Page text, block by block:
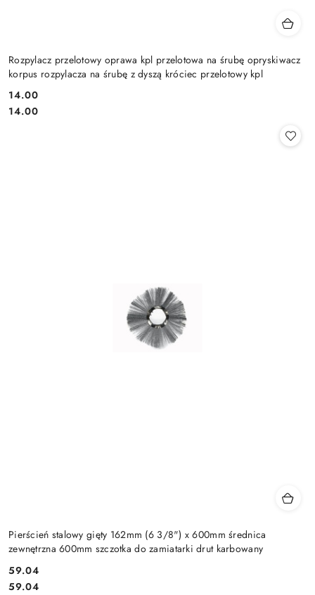
Rozpylacz przelotowy oprawa kpl przelotowa na śrubę opryskiwacz
korpus rozpylacza na śrubę z dyszą króciec przelotowy kpl
Cena:
14.00
Cena:
14.00
Pierścień stalowy gięty 162mm (6 3/8") x 600mm średnica
zewnętrzna 600mm szczotka do zamiatarki drut karbowany
Cena:
59.04
Cena:
59.04